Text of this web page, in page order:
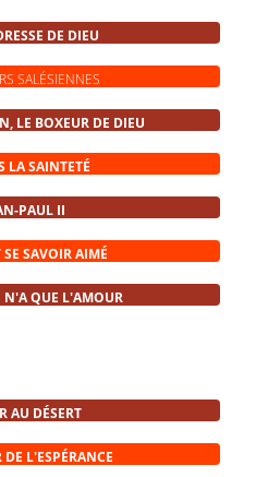
DE DIEU
SALÉSIENNES
LE BOXEUR DE DIEU
LA SAINTETÉ
PAUL II
SE SAVOIR AIMÉ
QUE L'AMOUR
AU DÉSERT
DE L'ESPÉRANCE